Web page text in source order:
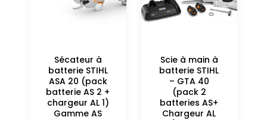
Sécateur à
batterie STIHL
ASA 20 (pack
batterie AS 2 +
chargeur AL 1)
Gamme AS
Scie à main à
batterie STIHL
– GTA 40
(pack 2
batteries AS+
Chargeur AL